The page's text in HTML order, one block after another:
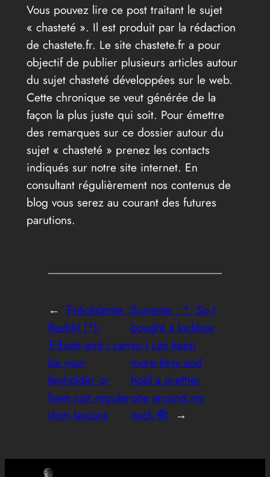
Vous pouvez lire ce post traitant le sujet
« chasteté ». Il est produit par la rédaction
de chastete.fr. Le site chastete.fr a pour
objectif de publier plusieurs articles autour
du sujet chasteté développées sur le web.
Cette chronique se veut générée de la
façon la plus juste qui soit. Pour émettre
des remarques sur ce dossier autour du
sujet « chasteté » prenez les contacts
indiqués sur notre site internet. En
consultant régulièrement nos contenus de
blog vous serez au courant des futures
parutions.
← Précédente :
Reddit (*):
Tribute and i can
be your
keyholder or
have just regular
dom lessons
Suivante : *; So I
bought a lockbox
so I can keep
more keys and
hold a prettier
one around my
neck 🙈 →